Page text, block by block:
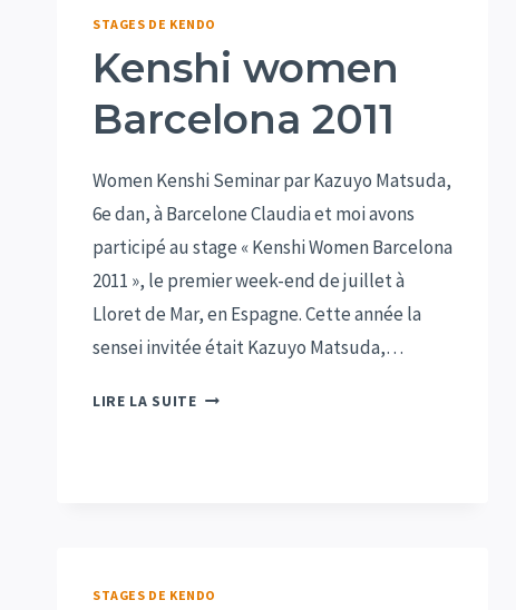
STAGES DE KENDO
Kenshi women
Barcelona 2011
Women Kenshi Seminar par Kazuyo Matsuda,
6e dan, à Barcelone Claudia et moi avons
participé au stage « Kenshi Women Barcelona
2011 », le premier week-end de juillet à
Lloret de Mar, en Espagne. Cette année la
sensei invitée était Kazuyo Matsuda,…
LIRE LA SUITEKENSHI
STAGES DE KENDO